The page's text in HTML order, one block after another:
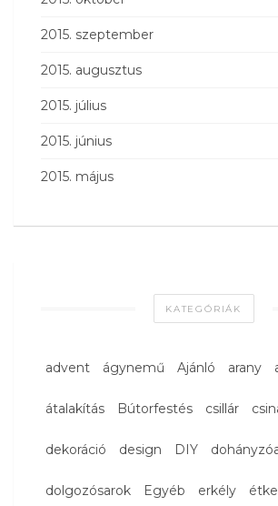
2015. szeptember
2015. augusztus
2015. július
2015. június
2015. május
KATEGÓRIÁK
advent ágynemű Ajánló arany
átalakítás Bútorfestés csillár
dekoráció design DIY
dolgozósarok Egyéb erkély